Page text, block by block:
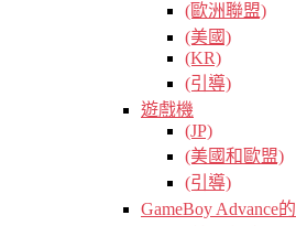
(歐洲聯盟)
(美國)
(KR)
(引導)
遊戲機
(JP)
(美國和歐盟)
(引導)
GameBoy Advance的